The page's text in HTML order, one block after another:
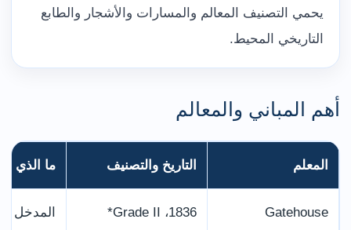
يحمي التصنيف المعالم والمسارات والأشجار والطابع
التاريخي المحيط.
أهم المباني والمعالم
المعلم التاريخ والتصنيف ما الذي
Gatehouse 1836، Grade II*
المدخل